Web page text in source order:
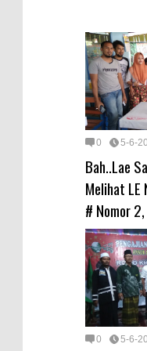
0 5-6-
Bah..Lae
Melihat LE
# Nomor
0 5-6-